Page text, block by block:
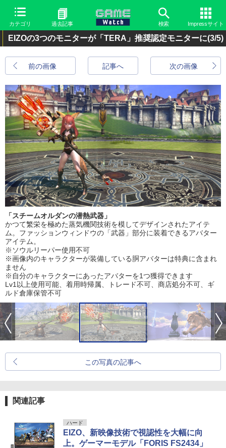
カテゴリ 過去記事 検索 Impressサイト
EIZOの3つのモニターが「TERA」推奨認定モニターに(3/5)
前の画像 次の画像
記事へ
「スチームオルダンの潜熱武器」
かつて繁栄を極めた蒸気機関技術を模してデザインされたアイテ
ム。ファッションウィンドウの「武器」部分に装着できるアバター
アイテム。
※ソウルリーパー使用不可
※画像内のキャラクターが装備している胴アバターは特典に含まれ
ません
※自分のキャラクターにあったアバターを1つ獲得できます
Lv1以上使用可能、着用時帰属、トレード不可、商店処分不可、ギ
ルド倉庫保管不可
この写真の記事へ
関連記事
ハード
EIZO、新映像技術で視認性を大幅に向
上。ゲーマーモデル「FORIS FS2434」